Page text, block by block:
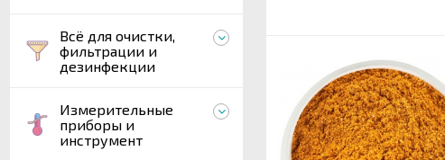
Всё для очистки,
фильтрации и
дезинфекции
Измерительные
приборы и
инструмент